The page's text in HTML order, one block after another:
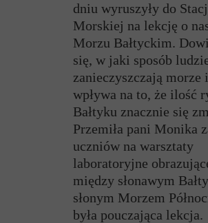
dniu wyruszyły do
Morskiej na lekcję o
Morzu Bałtyckim.
się, w jaki sposób
zanieczyszczają morze
wpływa na to, że ilość
Bałtyku znacznie się
Przemiła pani Monika
uczniów na warsztaty
laboratoryjne
między słonawym
słonym Morzem
była pouczająca lekcja.